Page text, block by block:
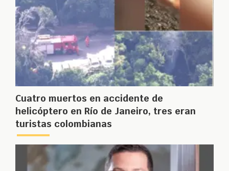
Cuatro muertos en accidente de
helicóptero en Río de Janeiro, tres eran
turistas colombianas